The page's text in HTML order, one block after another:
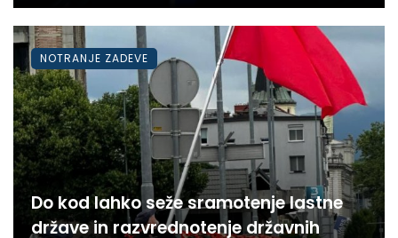
Do kod lahko seže sramotenje lastne
države in razvrednotenje državnih
NOTRANJE ZADEVE